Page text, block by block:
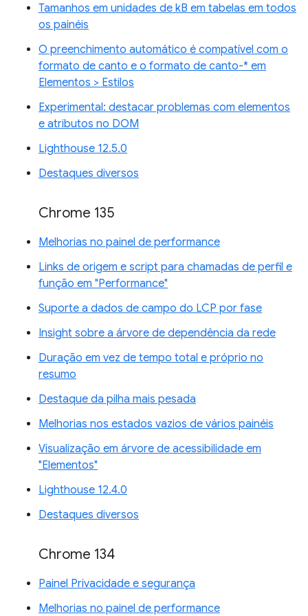
Tamanhos em unidades de kB em tabelas em todos
os painéis
O preenchimento automático é compatível com o
formato de canto e o formato de canto-* em
Elementos > Estilos
Experimental: destacar problemas com elementos
e atributos no DOM
Lighthouse 12.5.0
Destaques diversos
Chrome 135
Melhorias no painel de performance
Links de origem e script para chamadas de perfil e
função em "Performance"
Suporte a dados de campo do LCP por fase
Insight sobre a árvore de dependência da rede
Duração em vez de tempo total e próprio no
resumo
Destaque da pilha mais pesada
Melhorias nos estados vazios de vários painéis
Visualização em árvore de acessibilidade em
"Elementos"
Lighthouse 12.4.0
Destaques diversos
Chrome 134
Painel Privacidade e segurança
Melhorias no painel de performance